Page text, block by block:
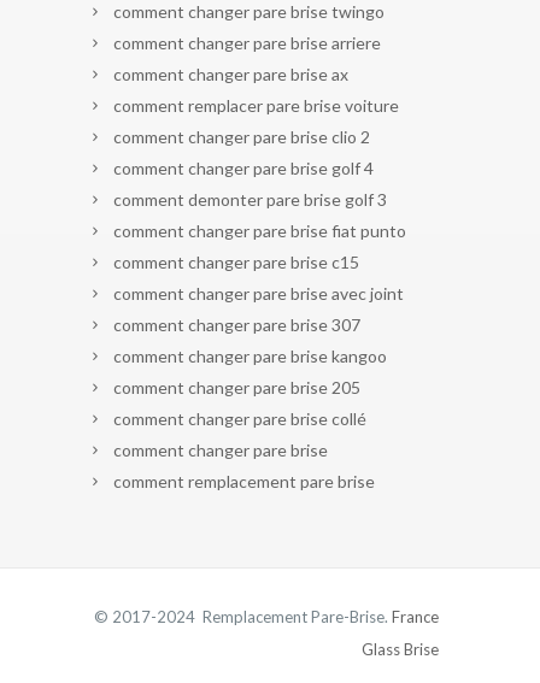
comment changer pare brise twingo
comment changer pare brise arriere
comment changer pare brise ax
comment remplacer pare brise voiture
comment changer pare brise clio 2
comment changer pare brise golf 4
comment demonter pare brise golf 3
comment changer pare brise fiat punto
comment changer pare brise c15
comment changer pare brise avec joint
comment changer pare brise 307
comment changer pare brise kangoo
comment changer pare brise 205
comment changer pare brise collé
comment changer pare brise
comment remplacement pare brise
© 2017-2024 Remplacement Pare-Brise. France
Glass Brise